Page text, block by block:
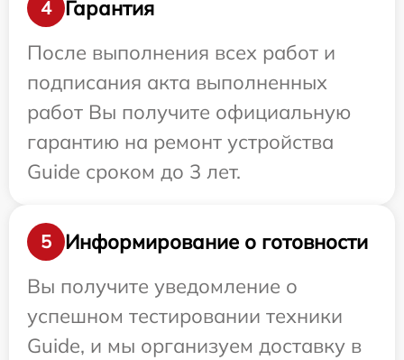
4
Гарантия
После выполнения всех работ и
подписания акта выполненных
работ Вы получите официальную
гарантию на ремонт устройства
Guide сроком до 3 лет.
5
Информирование о готовности
Вы получите уведомление о
успешном тестировании техники
Guide, и мы организуем доставку в